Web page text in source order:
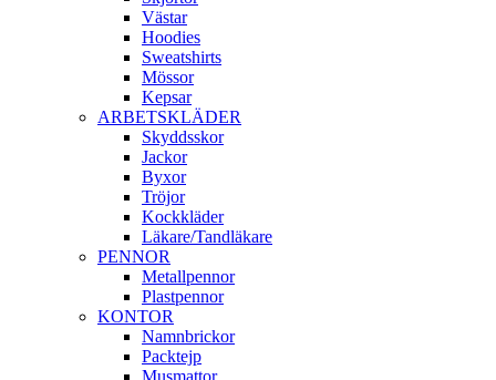
Västar
Hoodies
Sweatshirts
Mössor
Kepsar
ARBETSKLÄDER
Skyddsskor
Jackor
Byxor
Tröjor
Kockkläder
Läkare/Tandläkare
PENNOR
Metallpennor
Plastpennor
KONTOR
Namnbrickor
Packtejp
Musmattor